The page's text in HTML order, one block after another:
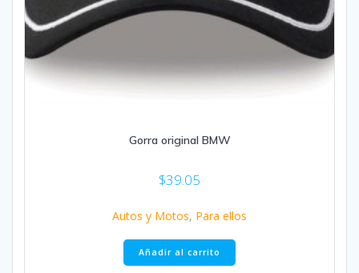
Gorra original BMW
$39.05
Autos y Motos, Para ellos
Añadir al carrito